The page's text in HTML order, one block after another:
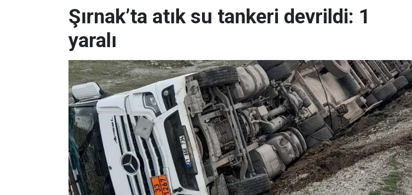
Şırnak’ta atık su tankeri devrildi: 1
yaralı